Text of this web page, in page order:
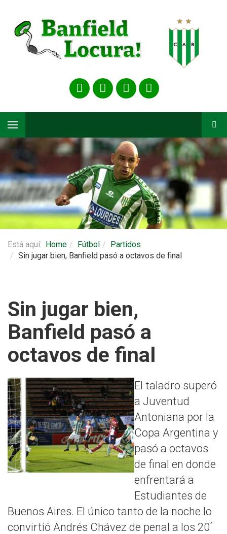
Está aquí: Home Fútbol
Partidos
Sin jugar bien, Banfield pasó a octavos de final
Sin jugar bien,
Banfield pasó a
octavos de final
El taladro superó
a Juventud
Antoniana por la
Copa Argentina y
pasó a octavos
de final en donde
enfrentará a
Estudiantes de
Buenos Aires. El único tanto de la noche lo
convirtió Andrés Chávez de penal a los 20´